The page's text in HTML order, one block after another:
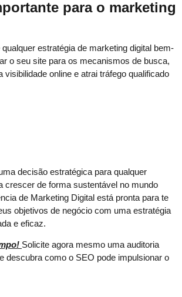
para o marketing
estratégia de marketing digital bem-
o seu site para os mecanismos de busca,
visibilidade online e atrai tráfego qualificado
decisão estratégica para qualquer
crescer de forma sustentável no mundo
de Marketing Digital está pronta para te
objetivos de negócio com uma estratégia
e eficaz.
Solicite agora mesmo uma auditoria
descubra como o SEO pode impulsionar o